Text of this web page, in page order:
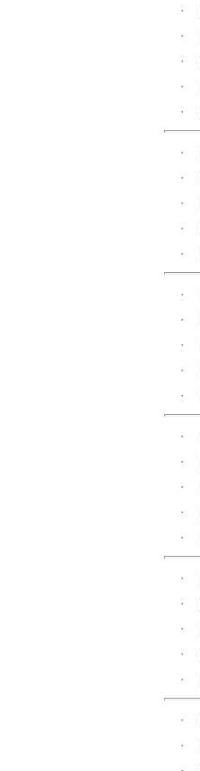
·
·
·
·
·
·
·
·
·
·
·
·
·
·
·
·
·
·
·
·
·
·
·
·
·
·
·